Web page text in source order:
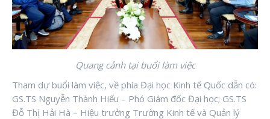
Quang cảnh tại buổi làm việc
Tham dự buổi làm việc, về phía Đại học Kinh tế Quốc dẫn có:
GS.TS Nguyễn Thành Hiếu – Phó Giám đốc Đại học; GS.TS
Đỗ Thị Hải Hà – Hiệu trưởng Trường Kinh tế và Quản lý